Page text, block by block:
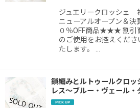
絞り込む
ジュエリークロッシェ
ニューアルオープン＆決
０％OFF商品★★★ 割引
のご使用をお控えくだ
たします。 …
鎖編みとルトゥールクロッ
レス〜ブルー・ヴェール・